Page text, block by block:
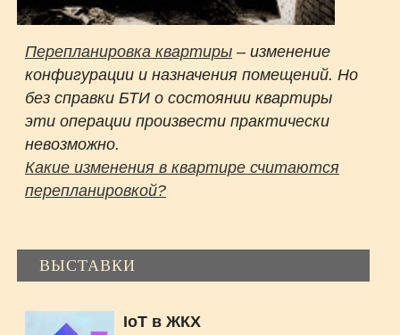
Перепланировка квартиры – изменение
конфигурации и назначения помещений. Но
без справки БТИ о состоянии квартиры
эти операции произвести практически
невозможно.
Какие изменения в квартире считаются
перепланировкой?
ВЫСТАВКИ
IoT в ЖКХ